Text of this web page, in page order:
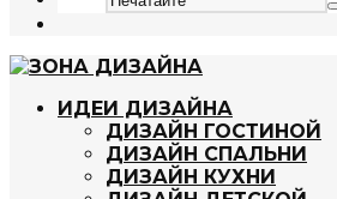
ИДЕИ ДИЗАЙНА
ДИЗАЙН ГОСТИНОЙ
ДИЗАЙН СПАЛЬНИ
ДИЗАЙН КУХНИ